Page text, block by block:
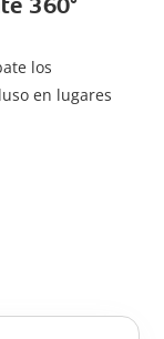
360°
los
en lugares